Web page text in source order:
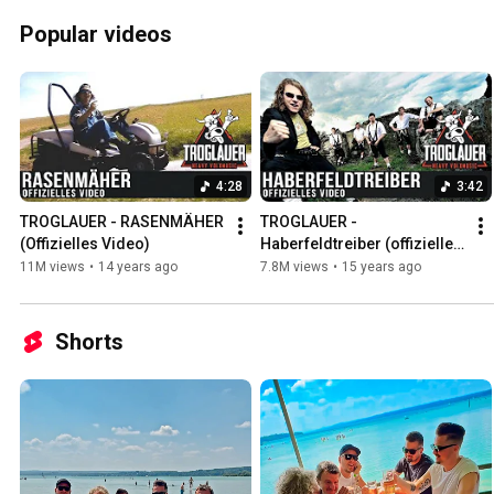
Popular videos
4:28
TROGLAUER - RASENMÄHER
(Offizielles Video)
11M views • 14 years ago
3:42
TROGLAUER -
Haberfeldtreiber (offizielles
Video)
7.8M views • 15 years ago
Shorts